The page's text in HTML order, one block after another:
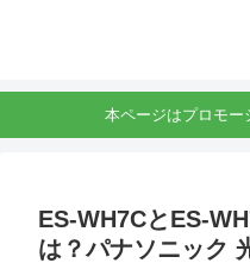
本ページはプロモー
ES-WH7CとES-
は？パナソニック